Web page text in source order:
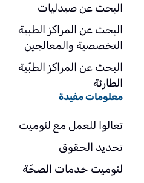
البحث عن صيدليات
البحث عن المراكز الطبية
التخصصية والمعالجين
البحث عن المراكز الطبّية
الطارئة
معلومات مفيدة
تعالوا للعمل مع لئوميت
تحديد الحقوق
لئوميت خدمات الصحّة